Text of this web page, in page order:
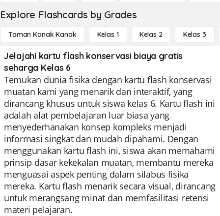
Explore Flashcards by Grades
Taman Kanak Kanak Kelas 1 Kelas 2 Kelas 3
Jelajahi kartu flash konservasi biaya gratis
seharga Kelas 6
Temukan dunia fisika dengan kartu flash konservasi
muatan kami yang menarik dan interaktif, yang
dirancang khusus untuk siswa kelas 6. Kartu flash ini
adalah alat pembelajaran luar biasa yang
menyederhanakan konsep kompleks menjadi
informasi singkat dan mudah dipahami. Dengan
menggunakan kartu flash ini, siswa akan memahami
prinsip dasar kekekalan muatan, membantu mereka
menguasai aspek penting dalam silabus fisika
mereka. Kartu flash menarik secara visual, dirancang
untuk merangsang minat dan memfasilitasi retensi
materi pelajaran.